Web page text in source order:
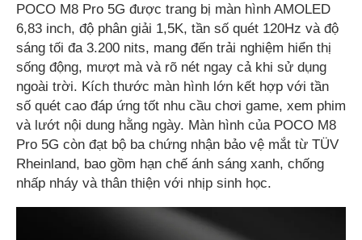
POCO M8 Pro 5G được trang bị màn hình AMOLED
6,83 inch, độ phân giải 1,5K, tần số quét 120Hz và độ
sáng tối đa 3.200 nits, mang đến trải nghiệm hiển thị
sống động, mượt mà và rõ nét ngay cả khi sử dụng
ngoài trời. Kích thước màn hình lớn kết hợp với tần
số quét cao đáp ứng tốt nhu cầu chơi game, xem phim
và lướt nội dung hằng ngày. Màn hình của POCO M8
Pro 5G còn đạt bộ ba chứng nhận bảo vệ mắt từ TÜV
Rheinland, bao gồm hạn chế ánh sáng xanh, chống
nhấp nháy và thân thiện với nhịp sinh học.